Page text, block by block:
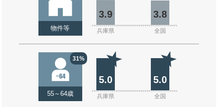
物件等
3.9 3.8
兵庫県 全国
31%
55～64歳
5.0 5.0
兵庫県 全国